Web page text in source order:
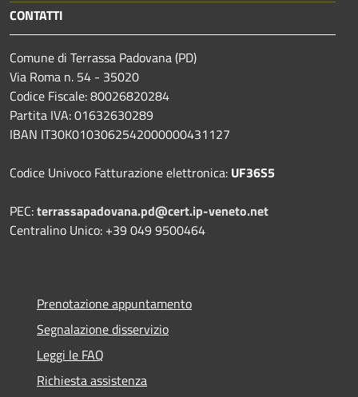
CONTATTI
Comune di Terrassa Padovana (PD)
Via Roma n. 54 - 35020
Codice Fiscale: 80026820284
Partita IVA: 01632630289
IBAN IT30K0103062542000000431127
Codice Univoco Fatturazione elettronica: UF36S5
PEC:terrassapadovana.pd@cert.ip-veneto.net
Centralino Unico: +39 049 9500464
Prenotazione appuntamento
Segnalazione disservizio
Leggi le FAQ
Richiesta assistenza